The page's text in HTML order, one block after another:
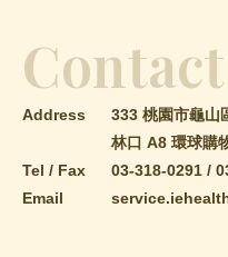
Contact
Address
333 桃園市龜山
林口 A8 環球購
Tel / Fax
03-318-0291 /
Email